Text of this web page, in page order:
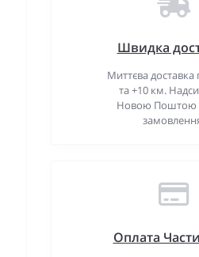
Швидка
Миттєва доставка
та +10 км.
Новою Поштою
Оплата